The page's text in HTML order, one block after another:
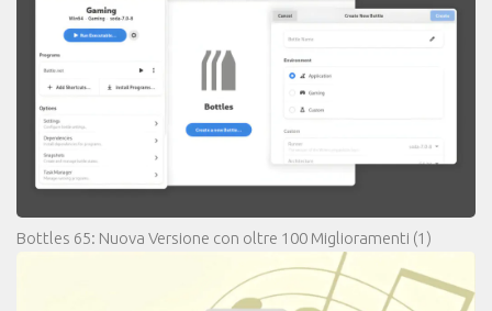
Bottles 65: Nuova Versione con oltre 100 Miglioramenti (1)